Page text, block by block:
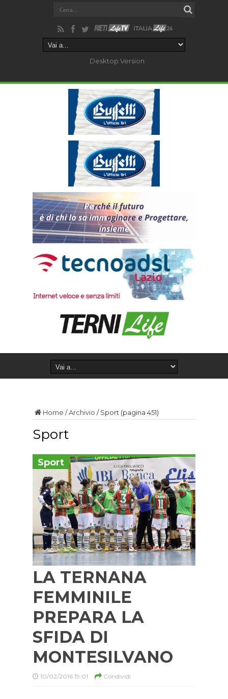
Desktop Version
Home /Archivio /Sport (pagina 451)
Sport
Sport
LA TERNANA
FEMMINILE
PREPARA LA
SFIDA DI
MONTESILVANO
10/02/2016 19:01 Condividi